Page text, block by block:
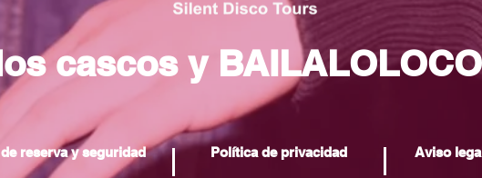
cascos y
reserva y seguridad Política de privacidad Aviso